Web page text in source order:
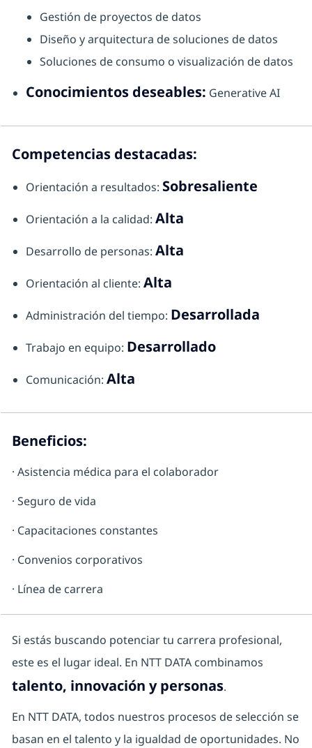
Gestión de proyectos de datos
Diseño y arquitectura de soluciones de datos
Soluciones de consumo o visualización de datos
Conocimientos deseables: Generative AI
Competencias destacadas:
Orientación a resultados: Sobresaliente
Orientación a la calidad: Alta
Desarrollo de personas: Alta
Orientación al cliente: Alta
Administración del tiempo: Desarrollada
Trabajo en equipo: Desarrollado
Comunicación: Alta
Beneficios:
· Asistencia médica para el colaborador
· Seguro de vida
· Capacitaciones constantes
· Convenios corporativos
· Línea de carrera
Si estás buscando potenciar tu carrera profesional,
este es el lugar ideal. En NTT DATA combinamos
talento, innovación y personas.
En NTT DATA, todos nuestros procesos de selección se
basan en el talento y la igualdad de oportunidades. No